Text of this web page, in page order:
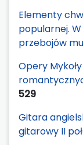
Elementy
popularnej.
przebojów
Opery
529
Gitara
gitarowy II